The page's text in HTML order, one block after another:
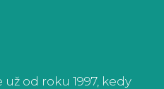
od roku 1997, kedy